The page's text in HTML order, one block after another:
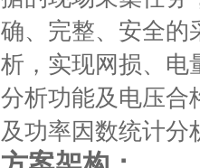
确、完整、安全的
析，实现网损、电
分析功能及电压合
及功率因数统计分